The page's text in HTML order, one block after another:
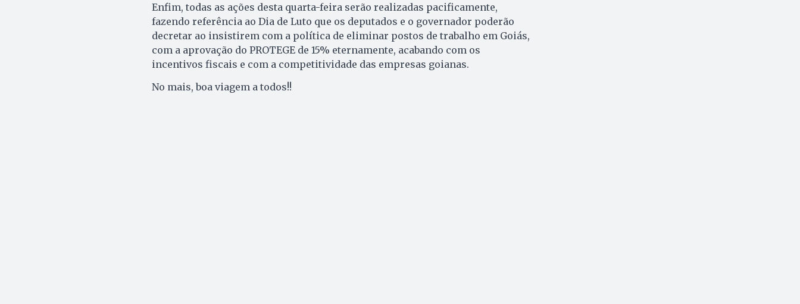
Enfim, todas as ações desta quarta-feira serão realizadas pacificamente,
fazendo referência ao Dia de Luto que os deputados e o governador poderão
decretar ao insistirem com a política de eliminar postos de trabalho em Goiás,
com a aprovação do PROTEGE de 15% eternamente, acabando com os
incentivos fiscais e com a competitividade das empresas goianas.
No mais, boa viagem a todos!!